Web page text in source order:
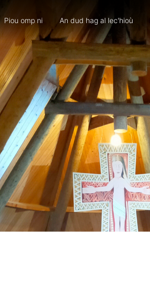
Piou omp ni An dud hag al lec'hioù